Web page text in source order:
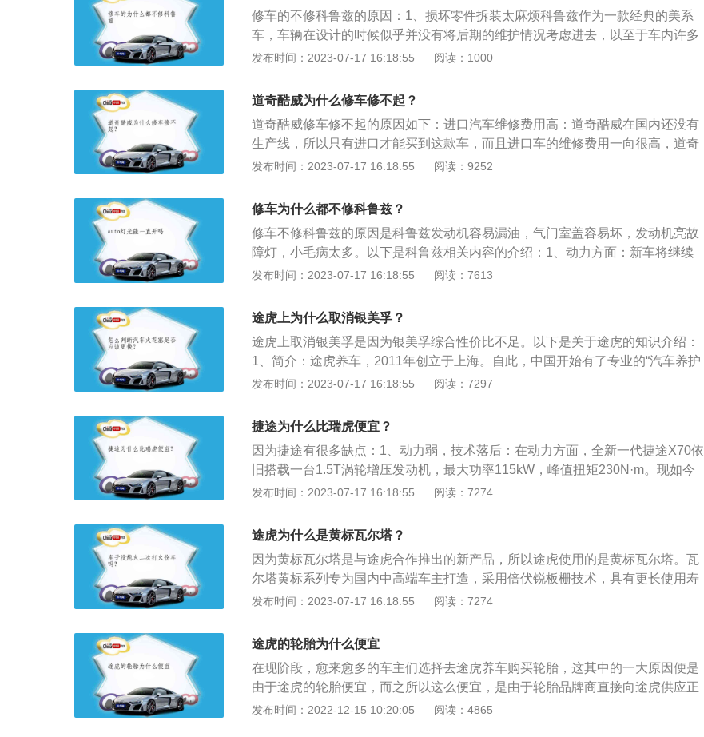
本覆盖市面主流车型。2、商用车系列：瓦尔塔商用车系列共有轻型商用车蓄电
池和重型商用车蓄电池两大系列，可满足货车、卡车、客车、公交车、工程机械
型设计，满足出租车长时间运行，且频繁启停的严苛使用条件。
同轮胎各种知名品牌举行轮胎节，在轮胎节期内选购轮胎的特惠非常大。提议车
友等到轮胎节的后半期，此刻会发布0元购、买轮胎送维护保养等主题活动。假
如车友错过三月份的轮胎节，也可在618、双十一、双十二等时期内开展的选购
中也会出现对应的优惠促销。
修车的不修科鲁兹的原因：1、损坏零件拆装太麻烦科鲁兹作为一款经典的美系
车，车辆在设计的时候似乎并没有将后期的维护情况考虑进去，以至于车内许多
零部件设计得非常“奇葩”，有时候可能为了更换一个小零件而拆装整个发动机，
门室盖垫漏油以及点火线圈出现裂痕，一般来说其他车辆出现这种问题换个原厂
零件即可，但科鲁兹换完零件后还可能引发一系列其他故障；3、故障类型独特
有人说雪佛兰科鲁兹是永远修不好也永远坏不了的，你说它质量好吧它又有不少
小毛病，说它质量差吧各种故障又不算严重。很多时候车辆无缘无故就出现故
障，车主大老远把车开到修理厂后故障又自己消失了，以至于修车师傅检测半天
十几万的家用车本身修起来利润空间就十分有限，同时修车师傅的工时费又不像
豪华品牌那样高昂，所以大家会更愿意选择修理更加省时省力的日系车和德系
车。
发布时间：2023-07-17 16:18:55 阅读：1000
道奇酷威为什么修车修不起？
道奇酷威修车修不起的原因如下：进口汽车维修费用高：道奇酷威在国内还没有
生产线，所以只有进口才能买到这款车，而且进口车的维修费用一向很高，道奇
酷威一旦出现故障需要维修的时候，道奇酷威一有故障就必须从海外订购寄往国
更换原来的工厂零件成本太高根本没有必要，因此大家在修车时往往会寻找较便
宜的副厂件，而道奇酷威由于受众小，因此很少有商家愿意生产这款车的零部
件，这使得很少有商家愿意购买海外的配件。维修工人缺乏经验：由于道奇酷威
是一款小众车型，国内的修车师傅大多缺乏修理这款车的经验，甚至很多人都没
有修过这款车，所以当道奇汽车出现时，很难找到专业的道奇修车师傅修理这款
发布时间：2023-07-17 16:18:55 阅读：9252
修车为什么都不修科鲁兹？
修车不修科鲁兹的原因是科鲁兹发动机容易漏油，气门室盖容易坏，发动机亮故
障灯，小毛病太多。以下是科鲁兹相关内容的介绍：1、动力方面：新车将继续
搭载1.5L和1.4T两款发动机，其最大功率分别为114ps和150ps。2、传动系统方
手动变速箱。科鲁兹全球首发，以激动人心的设计风格和制作工艺，在全球紧凑
型轿车级别中树立全新的标杆。
发布时间：2023-07-17 16:18:55 阅读：7613
途虎上为什么取消银美孚？
途虎上取消银美孚是因为银美孚综合性价比不足。以下是关于途虎的知识介绍：
1、简介：途虎养车，2011年创立于上海。自此，中国开始有了专业的“汽车养护
电商平台”，主营轮胎、机油、汽车保养、汽车美容、车品等，为客户提供：线上
够全面提升车主的养车体验，让车主能够享受到互联网时代的优质养车服务，途
虎养车平台着力构建了完善的汽车服务生态体系。
发布时间：2023-07-17 16:18:55 阅读：7297
捷途为什么比瑞虎便宜？
因为捷途有很多缺点：1、动力弱，技术落后：在动力方面，全新一代捷途X70依
旧搭载一台1.5T涡轮增压发动机，最大功率115kW，峰值扭矩230N·m。现如今
这款发动机的技术比较落后，在当前缸内直喷技术已经非常普及的情况下，这款
实际驾驶中，动力很弱，拉着这辆重达1.6吨的车行驶较为吃力，在加速超车时也
能够明显感到动力储备不足。2、变速箱顿挫严重，可靠性差：全新一代捷途X70
更换了变速箱，由原先的8AT换成了现在的6速双离合变速箱。这款6速双离合变
速箱为干式双离合，在实际驾驶中，1-2挡和2-3挡的切换顿挫明显。并且，在有
动力请求时，变速箱的降挡也很不积极，深踩油门变速箱要反应2秒左右才有动
料差：全新一代捷途X70的内饰用料较差，虽然为了观感，内饰采用了一些仿碳
纤维和木纹的图案装饰，但摸上去仍是塑料材质，手感很差。此外，车内还能够
明显闻到因使用廉价材料而产生的异味。4、行驶噪音大：行驶噪音非常大，发
断地传入驾驶室，非常恼人。在深踩油门加速时，发动机的噪音会陡然加大，而
发布时间：2023-07-17 16:18:55 阅读：7274
途虎为什么是黄标瓦尔塔？
因为黄标瓦尔塔是与途虎合作推出的新产品，所以途虎使用的是黄标瓦尔塔。瓦
尔塔黄标系列专为国内中高端车主打造，采用倍伏锐板栅技术，具有更长使用寿
命、更低易腐蚀性和最低养护成本的特点。瓦尔塔的相关介绍：1、乘用车系
列，蓝标系列，黑标系列，北方版，基本覆盖市面主流车型。2、商用车系列：
瓦尔塔商用车系列共有轻型商用车蓄电池和重型商用车蓄电池两大系列，可满足
货车、卡车、客车、公交车、工程机械车辆以及农用机械的需求。3、出租车专
用系列：瓦尔塔出租车系列，采用加强型设计，满足出租车长时间运行，且频繁
启停的严苛使用条件。
发布时间：2023-07-17 16:18:55 阅读：7274
途虎的轮胎为什么便宜
在现阶段，愈来愈多的车主们选择去途虎养车购买轮胎，这其中的一大原因便是
由于途虎的轮胎便宜，而之所以这么便宜，是由于轮胎品牌商直接向途虎供应正
品轮胎，这绕过了第三方供应商环节，没有中间商赚差价，造就了途虎轮胎更低
发布时间：2022-12-15 10:20:05 阅读：4865